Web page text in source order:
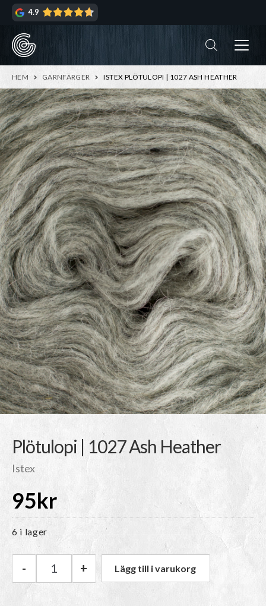
Hoppa
navigering
Hoppa
innehåll
4.9
HEM GARNFÄRGER ISTEX PLÖTULOPI | 1027 ASH HEATHER
Plötulopi | 1027 Ash Heather
Istex
95kr
6 i lager
Istex Plötulopi | 1027 Ash Heather mängd
- + Lägg till i varukorg